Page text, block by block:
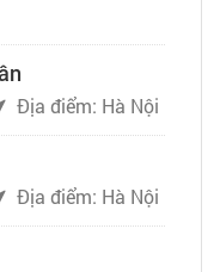
Địa điểm: Hà Nội
Địa điểm: Hà Nội